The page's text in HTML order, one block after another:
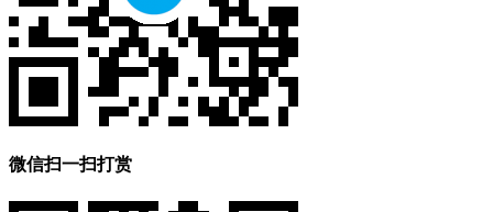
微信扫一扫打赏